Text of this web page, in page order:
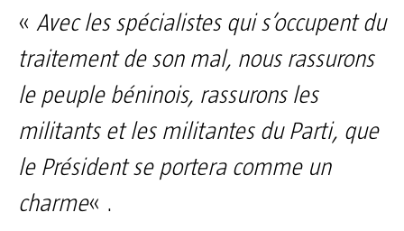
« Avec les spécialistes qui s’occupent du
traitement de son mal, nous rassurons
le peuple béninois, rassurons les
militants et les militantes du Parti, que
le Président se portera comme un
charme« .